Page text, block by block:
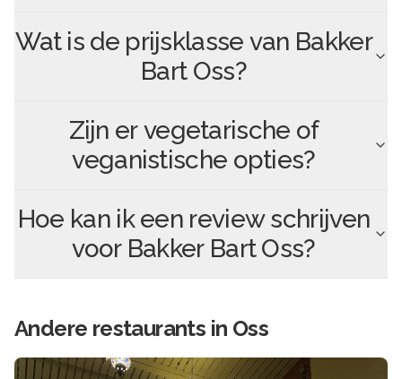
Wat is de prijsklasse van Bakker
Bart Oss?
Zijn er vegetarische of
veganistische opties?
Hoe kan ik een review schrijven
voor Bakker Bart Oss?
Andere restaurants in Oss